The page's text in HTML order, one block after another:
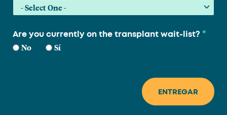
Are you currently on the transplant wait-list? *
No Sí